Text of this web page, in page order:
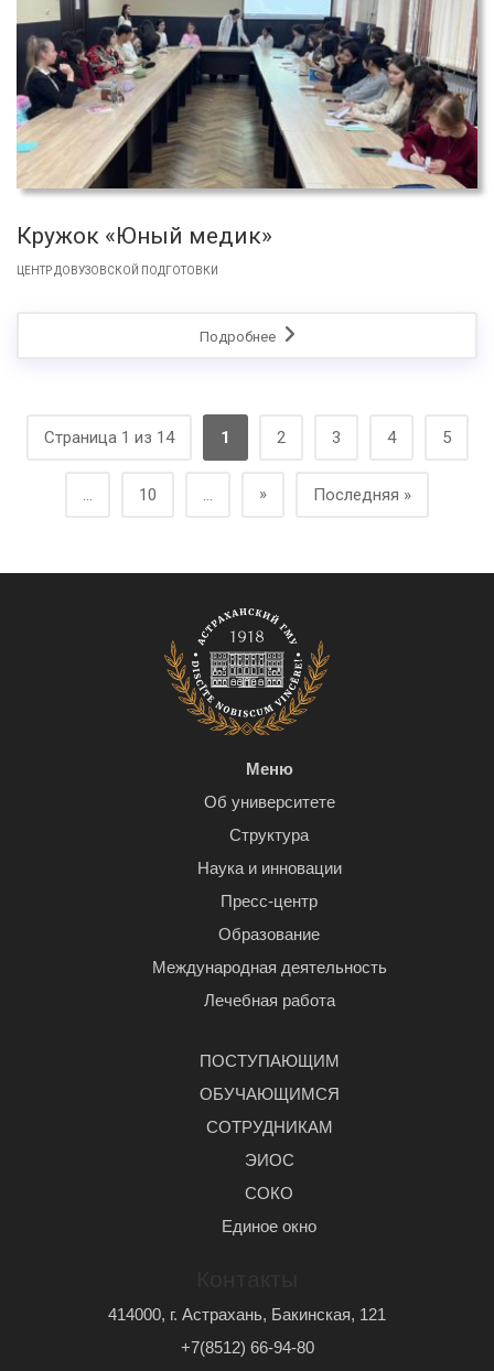
Кружок «Юный медик»
ЦЕНТР ДОВУЗОВСКОЙ ПОДГОТОВКИ
Подробнее
Страница 1 из 14 1 2 3 4 5
... 10 ... » Последняя »
Меню
Об университете
Структура
Наука и инновации
Пресс-центр
Образование
Международная деятельность
Лечебная работа
ПОСТУПАЮЩИМ
ОБУЧАЮЩИМСЯ
СОТРУДНИКАМ
ЭИОС
СОКО
Единое окно
414000, г. Астрахань, Бакинская, 121
+7(8512) 66-94-80